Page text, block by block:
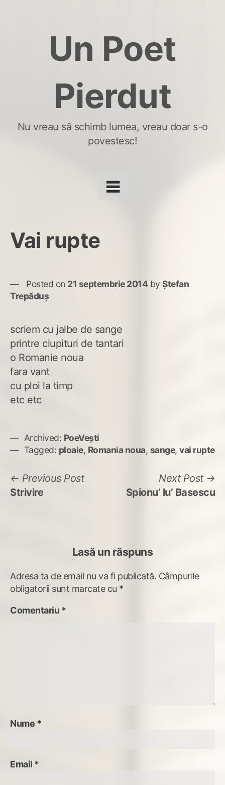
Un Poet
Pierdut
Nu vreau să schimb lumea, vreau doar s-o
povestesc!
Vai rupte
Posted on 21 septembrie 2014 by Ștefan
Trepăduș
scriem cu jalbe de sange
printre ciupituri de tantari
o Romanie noua
fara vant
cu ploi la timp
etc etc
Archived: PoeVești
Tagged: ploaie, Romania noua, sange, vai rupte
Navigare
în
Previous PostPrevious
Strivire
Next Post
Spionu’ lu’ Basescu
Lasă un răspuns
Adresa ta de email nu va fi publicată. Câmpurile
obligatorii sunt marcate cu *
Comentariu *
Nume *
Email *